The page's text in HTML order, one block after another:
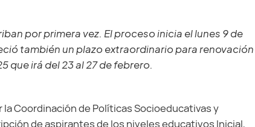
por primera vez. El proceso inicia el lunes 9 de
también un plazo extraordinario para renovación
que irá del 23 al 27 de febrero.
Coordinación de Políticas Socioeducativas y
de aspirantes de los niveles educativos Inicial,